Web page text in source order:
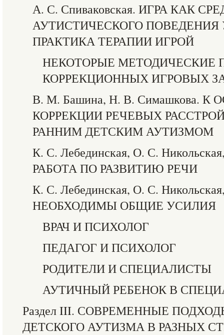
А. С. Спиваковская. ИГРА КАК
АУТИСТИЧЕСКОГО ПОВЕДЕНИЯ
ПРАКТИКА ТЕРАПИИ ИГРОЙ
НЕКОТОРЫЕ МЕТОДИЧЕСКИЕ
КОРРЕКЦИОННЫХ ИГРОВЫХ
В. М. Башина, Н. В. Симашкова.
КОРРЕКЦИИ РЕЧЕВЫХ
РАННИМ ДЕТСКИМ АУТИЗМОМ
К. С. Лебединская, О. С.
РАБОТА ПО РАЗВИТИЮ РЕЧИ
К. С. Лебединская, О. С.
НЕОБХОДИМЫ ОБЩИЕ УСИЛИЯ
ВРАЧ И ПСИХОЛОГ
ПЕДАГОГ И ПСИХОЛОГ
РОДИТЕЛИ И СПЕЦИАЛИСТЫ
АУТИЧНЫЙ РЕБЕНОК В
Раздел III. СОВРЕМЕННЫЕ
ДЕТСКОГО АУТИЗМА В РАЗНЫХ